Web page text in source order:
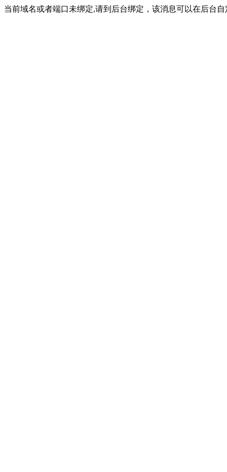
当前域名或者端口未绑定,请到后台绑定，该消息可以在后台自